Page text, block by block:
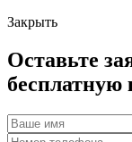
Закрыть
Оставьте
бесплатную